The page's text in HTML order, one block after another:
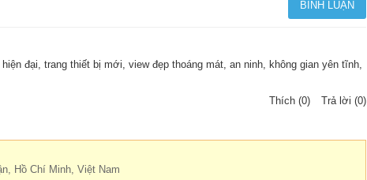
đại, trang thiết bị mới, view đẹp thoáng mát, an ninh, không gian yên tĩnh,
Thích (0)
Trả lời (0)
Hồ Chí Minh, Việt Nam